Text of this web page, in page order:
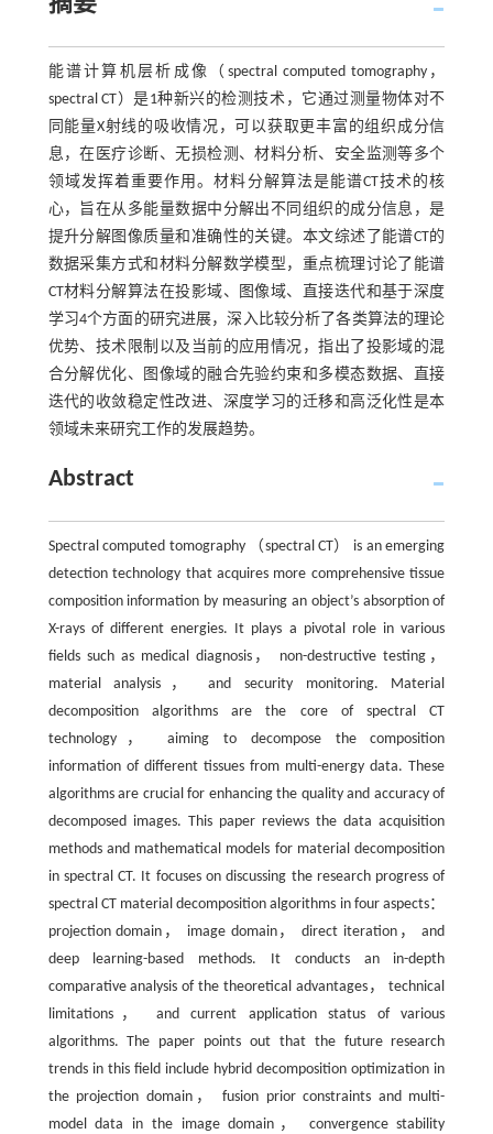
能谱计算机层析成像（spectral computed tomography，
spectral CT）是1种新兴的检测技术，它通过测量物体对不
同能量X射线的吸收情况，可以获取更丰富的组织成分信
息，在医疗诊断、无损检测、材料分析、安全监测等多个
领域发挥着重要作用。材料分解算法是能谱CT技术的核
心，旨在从多能量数据中分解出不同组织的成分信息，是
提升分解图像质量和准确性的关键。本文综述了能谱CT的
数据采集方式和材料分解数学模型，重点梳理讨论了能谱
CT材料分解算法在投影域、图像域、直接迭代和基于深度
学习4个方面的研究进展，深入比较分析了各类算法的理论
优势、技术限制以及当前的应用情况，指出了投影域的混
合分解优化、图像域的融合先验约束和多模态数据、直接
迭代的收敛稳定性改进、深度学习的迁移和高泛化性是本
领域未来研究工作的发展趋势。
Abstract
Spectral computed tomography （spectral CT） is an emerging
detection technology that acquires more comprehensive tissue
composition information by measuring an object’s absorption of
X-rays of different energies. It plays a pivotal role in various
fields such as medical diagnosis， non-destructive testing，
material analysis， and security monitoring. Material
decomposition algorithms are the core of spectral CT
technology， aiming to decompose the composition
information of different tissues from multi-energy data. These
algorithms are crucial for enhancing the quality and accuracy of
decomposed images. This paper reviews the data acquisition
methods and mathematical models for material decomposition
in spectral CT. It focuses on discussing the research progress of
spectral CT material decomposition algorithms in four aspects：
projection domain， image domain， direct iteration， and
deep learning-based methods. It conducts an in-depth
comparative analysis of the theoretical advantages， technical
limitations， and current application status of various
algorithms. The paper points out that the future research
trends in this field include hybrid decomposition optimization in
the projection domain， fusion prior constraints and multi-
model data in the image domain， convergence stability